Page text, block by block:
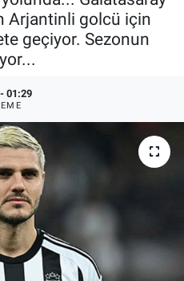
Arjantinli golcü için
geçiyor. Sezonun
01:29